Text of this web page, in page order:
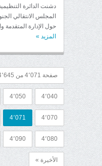
دشنت الدائرة
المجلس الانتقالي
حول الإدارة المتقدمة
المزيد »
صفحة 4٬071 من 4٬645
4٬040 4٬050
4٬070 4٬071
4٬080 4٬090
الأخيرة »